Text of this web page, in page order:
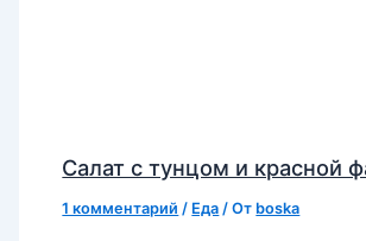
Салат с тунцом и красной
1 комментарий / Еда / От boska